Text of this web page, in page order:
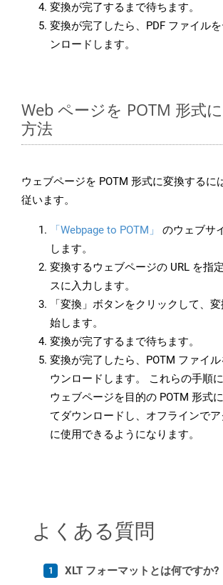
変換が完了するまで待ちます。
変換が完了したら、PDF ファイル
ンロードします。
Web ページを POTM 形式
方法
ウェブページを POTM 形式に変換するに
従います。
「Webpage to POTM」
のウェブサ
します。
変換するウェブページの URL を指
スに入力します。
「変換」ボタンをクリックして、
始します。
変換が完了するまで待ちます。
変換が完了したら、POTM ファイ
ウンロードします。 これらの手順に
ウェブページを目的の POTM 形式
てダウンロードし、オフラインで
に使用できるようになります。
よくある質問
XLT フォーマットとは何ですか?